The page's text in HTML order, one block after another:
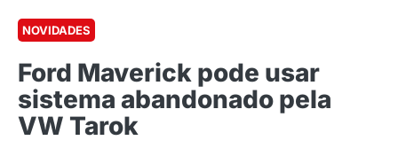
NOVIDADES
Ford Maverick pode usar
sistema abandonado pela
VW Tarok